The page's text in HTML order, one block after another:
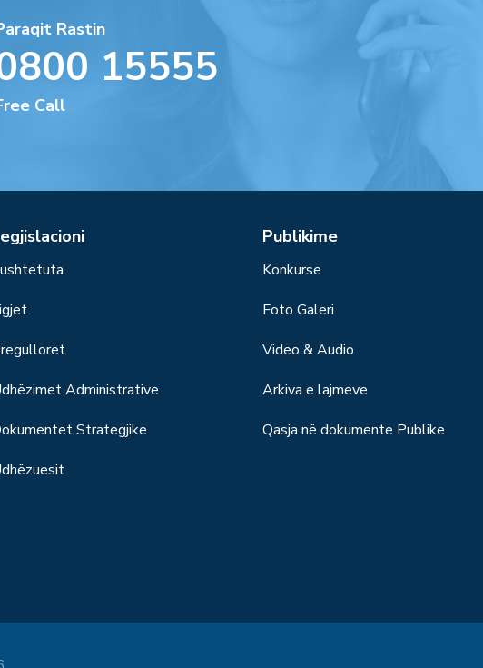
Rastin
15555
Call
Administrative
Strategjike
Publikime
Konkurse
Foto Galeri
Video & Audio
Arkiva e lajmeve
Qasja në dokumente Publike